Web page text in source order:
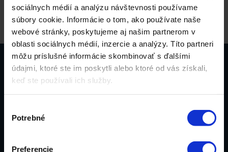
sociálnych médií a analýzu návštevnosti používame
súbory cookie. Informácie o tom, ako používate naše
webové stránky, poskytujeme aj našim partnerom v
oblasti sociálnych médií, inzercie a analýzy. Títo partneri
môžu príslušné informácie skombinovať s ďalšími
údajmi, ktoré ste im poskytli alebo ktoré od vás získali,
keď ste používali ich služby.
súhlasu
Potrebné
Preferencie